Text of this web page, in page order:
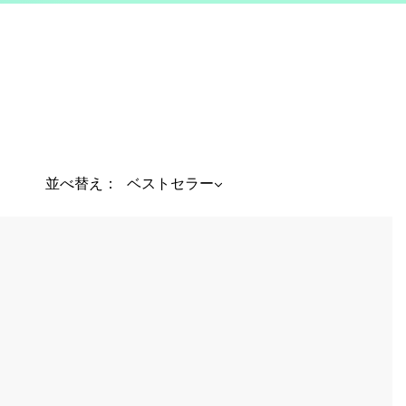
並べ替え： ベストセラー